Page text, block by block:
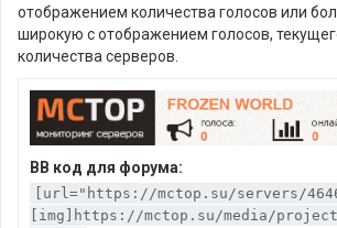
отображением количества голосов или
широкую с отображением голосов,
количества серверов.
BB код для форума:
[url="https://mctop.su/servers/
[img]https://mctop.su/media/